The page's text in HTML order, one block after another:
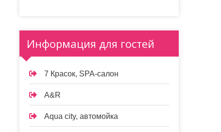
Информация для гостей
7 Красок, SPA-салон
A&R
Aqua city, автомойка